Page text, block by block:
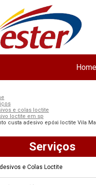
Home
e colas loctite
loctite em sp
custa adesivo epóxi loctite Vila
Serviços
e Colas Loctite